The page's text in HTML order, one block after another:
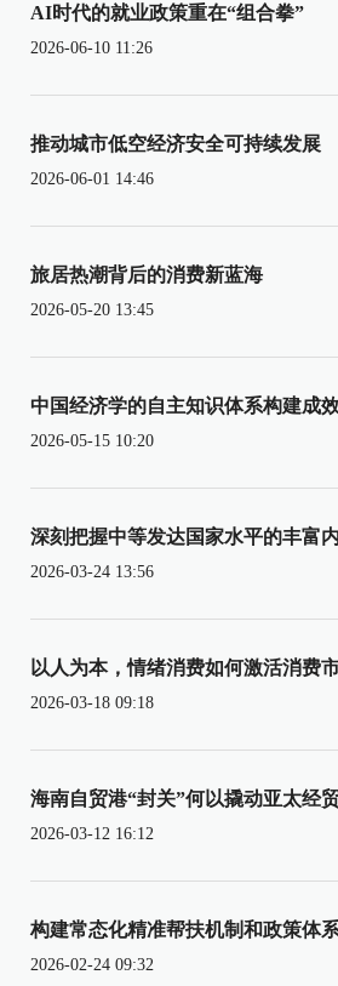
AI时代的就业政策重在“组合拳”
2026-06-10 11:26
推动城市低空经济安全可持续发展
2026-06-01 14:46
旅居热潮背后的消费新蓝海
2026-05-20 13:45
中国经济学的自主知识体系构建成
2026-05-15 10:20
深刻把握中等发达国家水平的丰富
2026-03-24 13:56
以人为本，情绪消费如何激活消费
2026-03-18 09:18
海南自贸港“封关”何以撬动亚太经
2026-03-12 16:12
构建常态化精准帮扶机制和政策体
2026-02-24 09:32